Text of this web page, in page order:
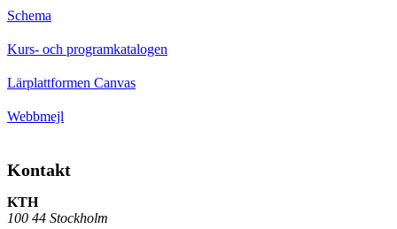
Schema
Kurs- och programkatalogen
Lärplattformen Canvas
Webbmejl
Kontakt
KTH
100 44 Stockholm